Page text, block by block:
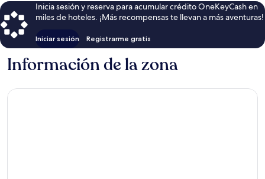
Inicia sesión y reserva para acumular crédito OneKeyCash en
miles de hoteles. ¡Más recompensas te llevan a más aventuras!
Iniciar sesión Registrarme gratis
Información de la zona